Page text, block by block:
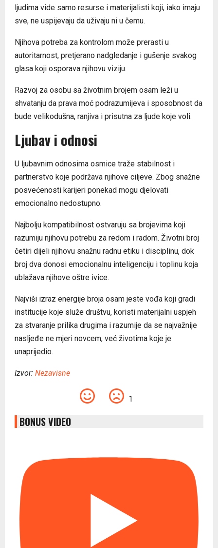
ljudima vide samo resurse i materijalisti koji, iako imaju
sve, ne uspijevaju da uživaju ni u čemu.
Njihova potreba za kontrolom može prerasti u
autoritarnost, pretjerano nadgledanje i gušenje svakog
glasa koji osporava njihovu viziju.
Razvoj za osobu sa životnim brojem osam leži u
shvatanju da prava moć podrazumijeva i sposobnost da
bude velikodušna, ranjiva i prisutna za ljude koje voli.
Ljubav i odnosi
U ljubavnim odnosima osmice traže stabilnost i
partnerstvo koje podržava njihove ciljeve. Zbog snažne
posvećenosti karijeri ponekad mogu djelovati
emocionalno nedostupno.
Najbolju kompatibilnost ostvaruju sa brojevima koji
razumiju njihovu potrebu za redom i radom. Životni broj
četiri dijeli njihovu snažnu radnu etiku i disciplinu, dok
broj dva donosi emocionalnu inteligenciju i toplinu koja
ublažava njihove oštre ivice.
Najviši izraz energije broja osam jeste vođa koji gradi
institucije koje služe društvu, koristi materijalni uspjeh
za stvaranje prilika drugima i razumije da se najvažnije
nasljeđe ne mjeri novcem, već životima koje je
unaprijedio.
Izvor: Nezavisne
1
BONUS VIDEO